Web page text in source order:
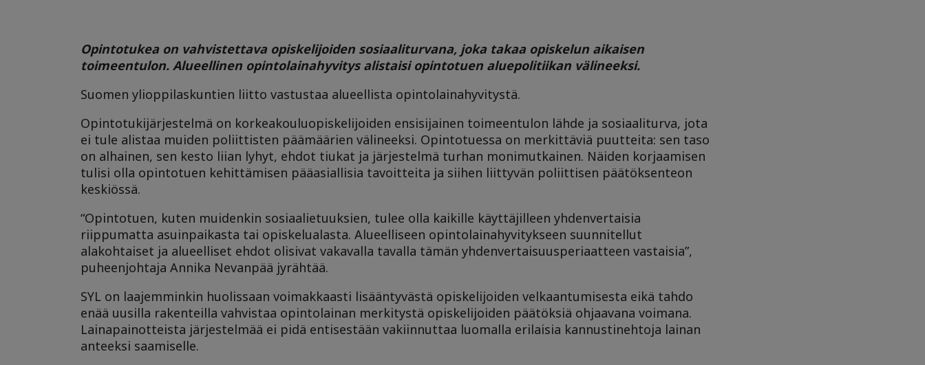
Opintotukea on vahvistettava opiskelijoiden sosiaaliturvana, joka takaa opiskelun aikaisen
toimeentulon. Alueellinen opintolainahyvitys alistaisi opintotuen aluepolitiikan välineeksi.
Suomen ylioppilaskuntien liitto vastustaa alueellista opintolainahyvitystä.
Opintotukijärjestelmä on korkeakouluopiskelijoiden ensisijainen toimeentulon lähde ja sosiaaliturva, jota
ei tule alistaa muiden poliittisten päämäärien välineeksi. Opintotuessa on merkittäviä puutteita: sen taso
on alhainen, sen kesto liian lyhyt, ehdot tiukat ja järjestelmä turhan monimutkainen. Näiden korjaamisen
tulisi olla opintotuen kehittämisen pääasiallisia tavoitteita ja siihen liittyvän poliittisen päätöksenteon
keskiössä.
“Opintotuen, kuten muidenkin sosiaalietuuksien, tulee olla kaikille käyttäjilleen yhdenvertaisia
riippumatta asuinpaikasta tai opiskelualasta. Alueelliseen opintolainahyvitykseen suunnitellut
alakohtaiset ja alueelliset ehdot olisivat vakavalla tavalla tämän yhdenvertaisuusperiaatteen vastaisia”,
puheenjohtaja Annika Nevanpää jyrähtää.
SYL on laajemminkin huolissaan voimakkaasti lisääntyvästä opiskelijoiden velkaantumisesta eikä tahdo
enää uusilla rakenteilla vahvistaa opintolainan merkitystä opiskelijoiden päätöksiä ohjaavana voimana.
Lainapainotteista järjestelmää ei pidä entisestään vakiinnuttaa luomalla erilaisia kannustinehtoja lainan
anteeksi saamiselle.